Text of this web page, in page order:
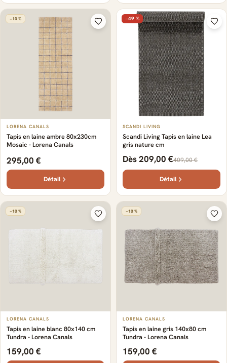
−10 %
LORENA CANALS
Tapis en laine ambre 80x230cm
Mosaic - Lorena Canals
295,00 €
Détail
−49 %
SCANDI LIVING
Scandi Living Tapis en laine Lea
gris nature cm
Dès 209,00 €409,00 €
Détail
−10 %
LORENA CANALS
Tapis en laine blanc 80x140 cm
Tundra - Lorena Canals
159,00 €
−10 %
LORENA CANALS
Tapis en laine gris 140x80 cm
Tundra - Lorena Canals
159,00 €